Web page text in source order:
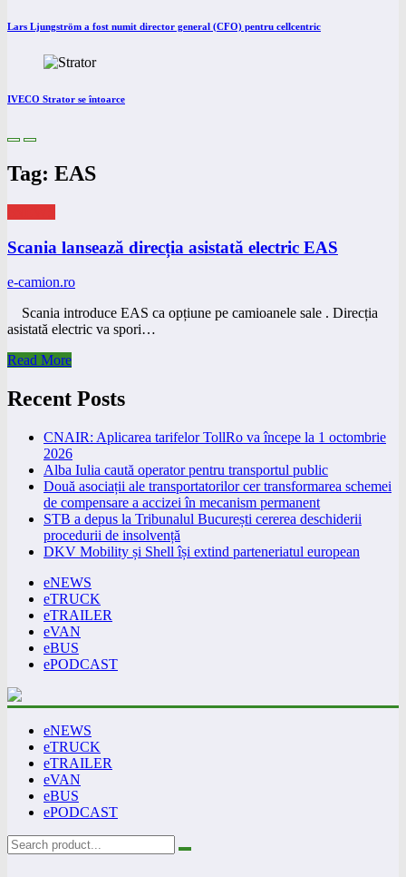
Lars Ljungström a fost numit director general (CFO) pentru cellcentric
IVECO Strator se întoarce
Tag: EAS
Scania lansează direcția asistată electric EAS
e-camion.ro
Scania introduce EAS ca opțiune pe camioanele sale . Direcția
asistată electric va spori…
Read More
Recent Posts
CNAIR: Aplicarea tarifelor TollRo va începe la 1 octombrie
2026
Alba Iulia caută operator pentru transportul public
Două asociații ale transportatorilor cer transformarea schemei
de compensare a accizei în mecanism permanent
STB a depus la Tribunalul București cererea deschiderii
procedurii de insolvență
DKV Mobility și Shell își extind parteneriatul european
eNEWS
eTRUCK
eTRAILER
eVAN
eBUS
ePODCAST
eNEWS
eTRUCK
eTRAILER
eVAN
eBUS
ePODCAST